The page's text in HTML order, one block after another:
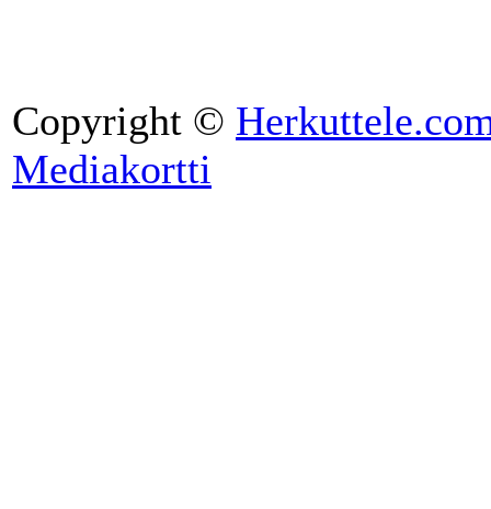
Copyright ©
Mediakortti